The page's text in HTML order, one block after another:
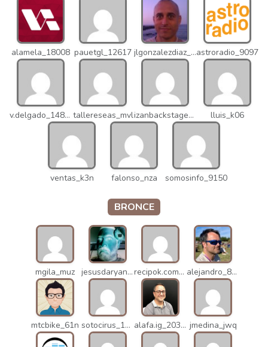
alamela_18008 pauetgl_12617 jlgonzalezdiaz_12316astroradio_9097
v.delgado_14821 tallereseas_mvl izanbackstage_14556 lluis_k06
ventas_k3n falonso_nza somosinfo_9150
BRONCE
mgila_muz jesusdaryanani_mko recipok.com_n5u alejandro_8931
mtcbike_61n sotocirus_11872 alafa.ig_20338 jmedina_jwq